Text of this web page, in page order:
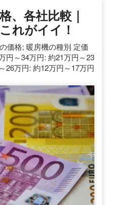
、各社比較｜
れがイイ！
価格; 暖房機の種別 定価
円～34万円: 約21万円～23
26万円: 約12万円～17万円